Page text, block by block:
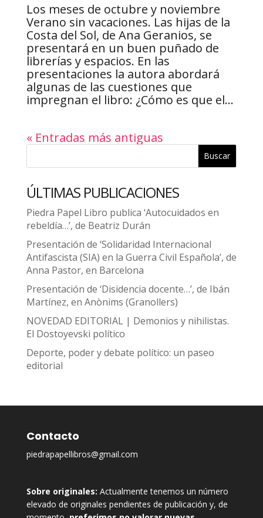
Los meses de octubre y noviembre
Verano sin vacaciones. Las hijas de la
Costa del Sol, de Ana Geranios, se
presentará en un buen puñado de
librerías y espacios. En las
presentaciones la autora abordará
algunas de las cuestiones que
impregnan el libro: ¿Cómo es que el...
« Entradas más antiguas
Buscar
ÚLTIMAS PUBLICACIONES
Piedra Papel Libro publica ‘Autocuidados en
rebeldía…’, de Beatriz Durán
Presentación de ‘Solidaridad Internacional
Antifascista (SIA) en la Guerra Civil Española’, de
Anna Pastor, en Barcelona
Presentación de ‘Disidencia docente…’, de Ibán
Martínez, en Anònims (Granollers)
NOVEDAD EDITORIAL | Demonios y nihilistas.
El Dostoyevski político
Deporte, poder y debate político: un paseo
editorial
Contacto
piedrapapellibros@gmail.com
Sobre originales: Actualmente tenemos un número
elevado de originales pendientes de publicación y, de